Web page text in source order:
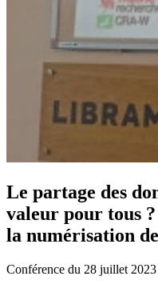
Le partage des
valeur pour tous
la numérisation
Conférence du 28 juillet